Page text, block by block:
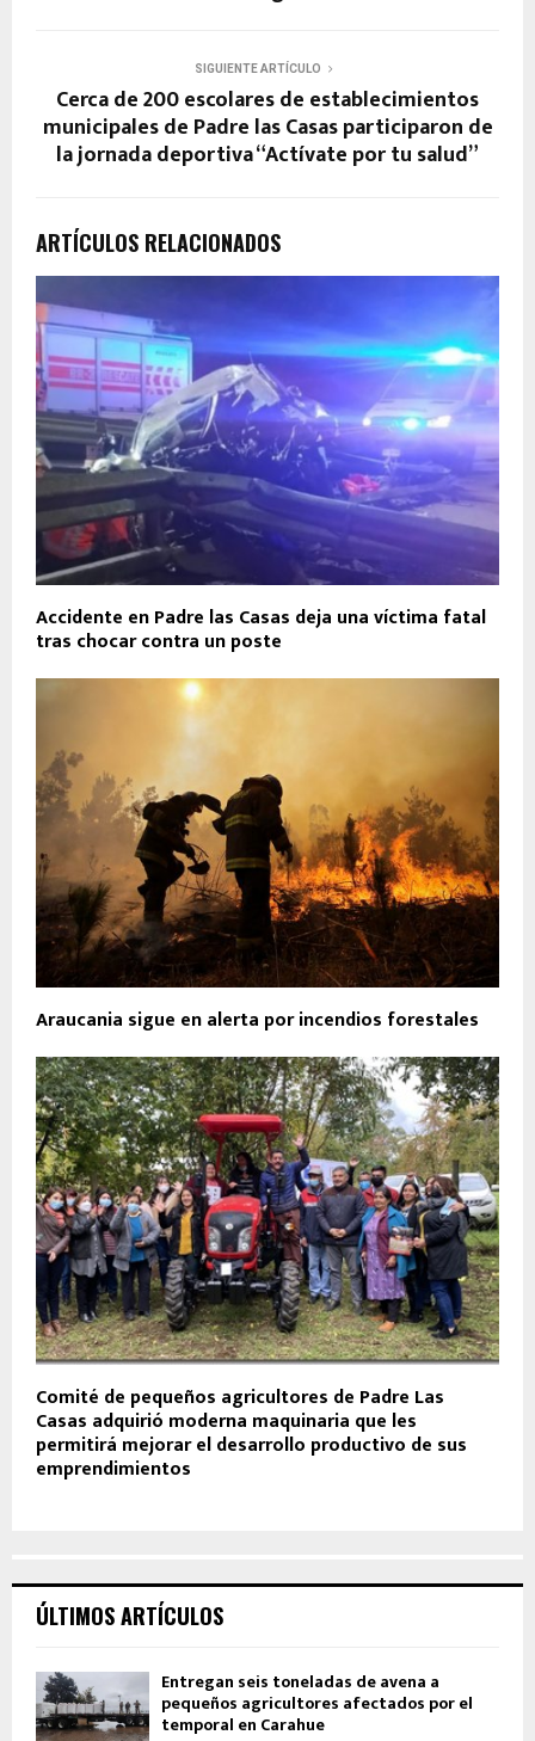
SIGUIENTE ARTÍCULO
Cerca de 200 escolares de establecimientos
municipales de Padre las Casas participaron de
la jornada deportiva “Actívate por tu salud”
ARTÍCULOS RELACIONADOS
Accidente en Padre las Casas deja una víctima fatal
tras chocar contra un poste
Araucania sigue en alerta por incendios forestales
Comité de pequeños agricultores de Padre Las
Casas adquirió moderna maquinaria que les
permitirá mejorar el desarrollo productivo de sus
emprendimientos
ÚLTIMOS ARTÍCULOS
Entregan seis toneladas de avena a
pequeños agricultores afectados por el
temporal en Carahue